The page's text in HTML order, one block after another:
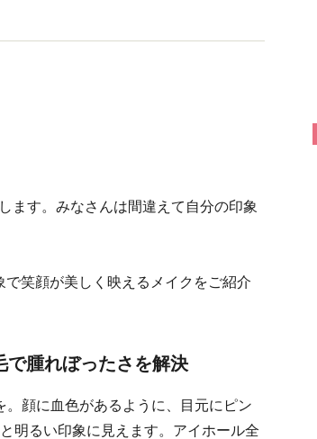
ます。みなさんは間違えて自分の印象
笑顔が美しく映えるメイクをご紹介
で腫れぼったさを解決
。顔に血色があるように、目元にピン
明るい印象に見えます。アイホール全